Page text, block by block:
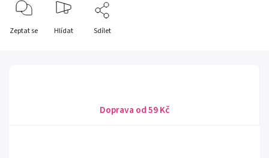
Zeptat se Hlídat Sdílet
Doprava od 59 Kč